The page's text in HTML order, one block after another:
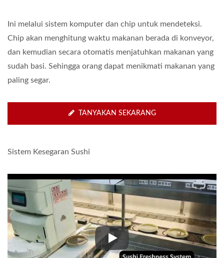
Ini melalui sistem komputer dan chip untuk mendeteksi.
Chip akan menghitung waktu makanan berada di konveyor,
dan kemudian secara otomatis menjatuhkan makanan yang
sudah basi. Sehingga orang dapat menikmati makanan yang
paling segar.
TANYAKAN SEKARANG
Sistem Kesegaran Sushi
Sistem Kesegaran Sushi